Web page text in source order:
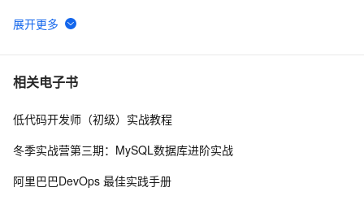
6 K8S集群-(YAML.YML)文件详解
7 IDEA使用Kubernetes插件编写YAML
8 error parsing deployment-nginx.yml: error converting
相关电子书
低代码开发师（初级）实战教程
冬季实战营第三期：MySQL数据库进阶实战
阿里巴巴DevOps 最佳实践手册